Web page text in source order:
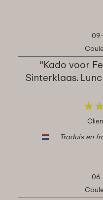
"Kado voor
Sinterklaas.
★
★
Traduis en